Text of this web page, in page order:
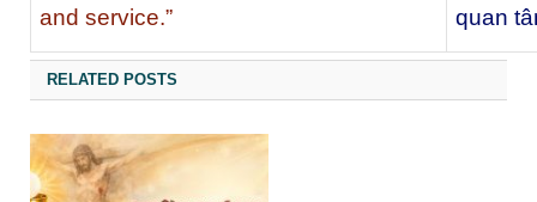
and service.” quan
RELATED POSTS